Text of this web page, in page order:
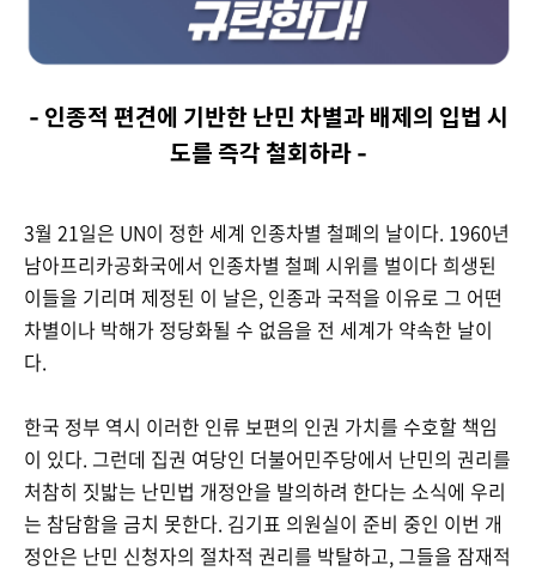
- 인종적 편견에 기반한 난민 차별과 배제의 입법 시
도를 즉각 철회하라 -
3월 21일은 UN이 정한 세계 인종차별 철폐의 날이다. 1960년
남아프리카공화국에서 인종차별 철폐 시위를 벌이다 희생된
이들을 기리며 제정된 이 날은, 인종과 국적을 이유로 그 어떤
차별이나 박해가 정당화될 수 없음을 전 세계가 약속한 날이
다.
한국 정부 역시 이러한 인류 보편의 인권 가치를 수호할 책임
이 있다. 그런데 집권 여당인 더불어민주당에서 난민의 권리를
처참히 짓밟는 난민법 개정안을 발의하려 한다는 소식에 우리
는 참담함을 금치 못한다. 김기표 의원실이 준비 중인 이번 개
정안은 난민 신청자의 절차적 권리를 박탈하고, 그들을 잠재적